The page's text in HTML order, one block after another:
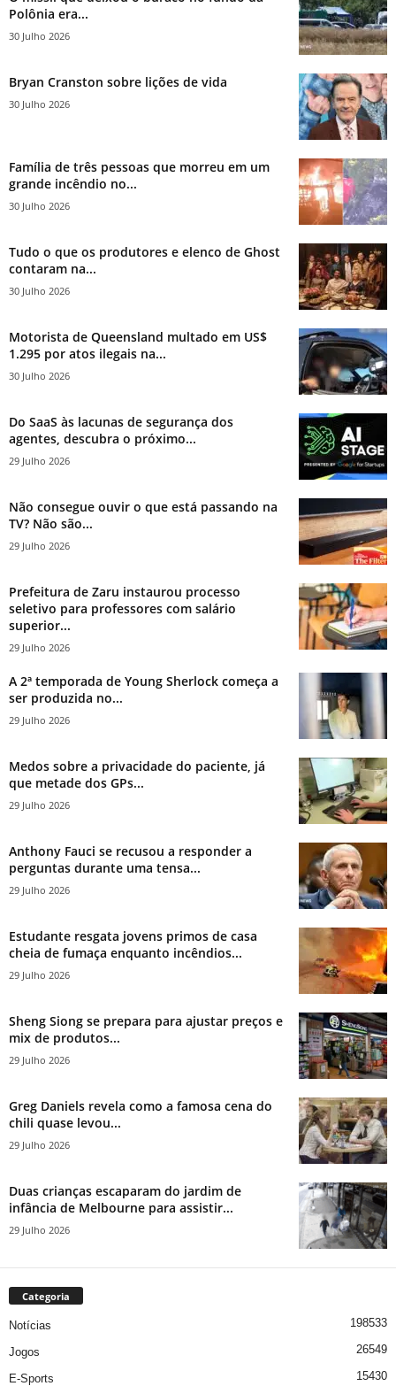
Polônia era...
30 Julho 2026
Bryan Cranston sobre lições de vida
30 Julho 2026
Família de três pessoas que morreu em um
grande incêndio no...
30 Julho 2026
Tudo o que os produtores e elenco de Ghost
contaram na...
30 Julho 2026
Motorista de Queensland multado em US$
1.295 por atos ilegais na...
30 Julho 2026
Do SaaS às lacunas de segurança dos
agentes, descubra o próximo...
29 Julho 2026
Não consegue ouvir o que está passando na
TV? Não são...
29 Julho 2026
Prefeitura de Zaru instaurou processo
seletivo para professores com salário
superior...
29 Julho 2026
A 2ª temporada de Young Sherlock começa a
ser produzida no...
29 Julho 2026
Medos sobre a privacidade do paciente, já
que metade dos GPs...
29 Julho 2026
Anthony Fauci se recusou a responder a
perguntas durante uma tensa...
29 Julho 2026
Estudante resgata jovens primos de casa
cheia de fumaça enquanto incêndios...
29 Julho 2026
Sheng Siong se prepara para ajustar preços e
mix de produtos...
29 Julho 2026
Greg Daniels revela como a famosa cena do
chili quase levou...
29 Julho 2026
Duas crianças escaparam do jardim de
infância de Melbourne para assistir...
29 Julho 2026
Categoria
Notícias 198533
Jogos 26549
E-Sports 15430